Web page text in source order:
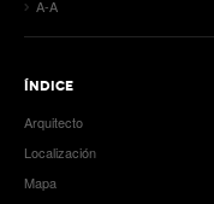
A-A
ÍNDICE
Arquitecto
Localización
Mapa